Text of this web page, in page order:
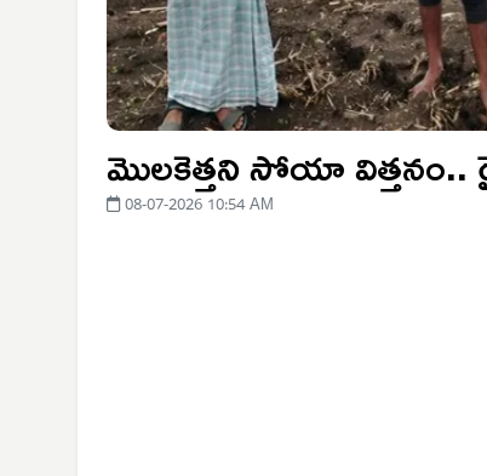
మొలకెత్తని సోయా విత్తనం..
08-07-2026 10:54 AM